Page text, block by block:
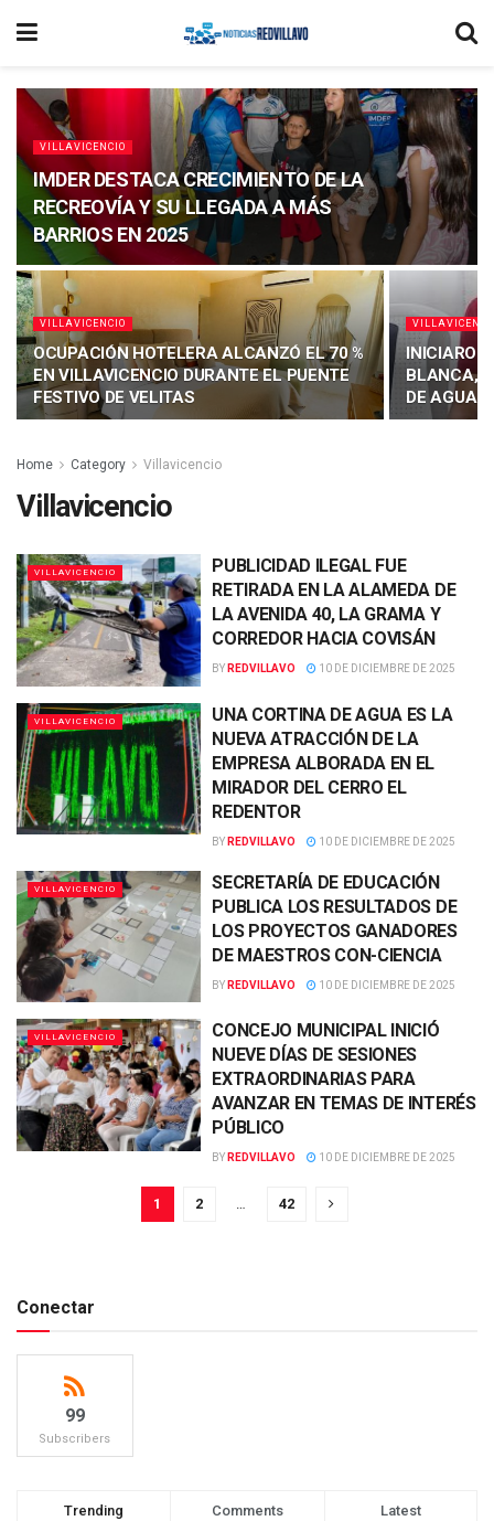
VILLAVICENCIO
IMDER DESTACA CRECIMIENTO DE LA
RECREOVÍA Y SU LLEGADA A MÁS
BARRIOS EN 2025
VILLAVICENCIO
OCUPACIÓN HOTELERA ALCANZÓ EL 70 %
EN VILLAVICENCIO DURANTE EL PUENTE
FESTIVO DE VELITAS
INICIARON
BLANCA,
DE AGUA
Home Category Villavicencio
Villavicencio
VILLAVICENCIO
PUBLICIDAD ILEGAL FUE
RETIRADA EN LA ALAMEDA DE
LA AVENIDA 40, LA GRAMA Y
CORREDOR HACIA COVISÁN
BY REDVILLAVO 10 DE DICIEMBRE DE 2025
VILLAVICENCIO
UNA CORTINA DE AGUA ES LA
NUEVA ATRACCIÓN DE LA
EMPRESA ALBORADA EN EL
MIRADOR DEL CERRO EL
REDENTOR
BY REDVILLAVO 10 DE DICIEMBRE DE 2025
VILLAVICENCIO
SECRETARÍA DE EDUCACIÓN
PUBLICA LOS RESULTADOS DE
LOS PROYECTOS GANADORES
DE MAESTROS CON-CIENCIA
BY REDVILLAVO 10 DE DICIEMBRE DE 2025
VILLAVICENCIO
CONCEJO MUNICIPAL INICIÓ
NUEVE DÍAS DE SESIONES
EXTRAORDINARIAS PARA
AVANZAR EN TEMAS DE INTERÉS
PÚBLICO
BY REDVILLAVO 10 DE DICIEMBRE DE 2025
1 2 … 42
Conectar
99
Subscribers
Trending Comments Latest